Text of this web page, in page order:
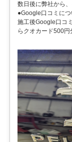
数日後に弊社から
●Google口コミに
施工後Google口コ
らクオカード500